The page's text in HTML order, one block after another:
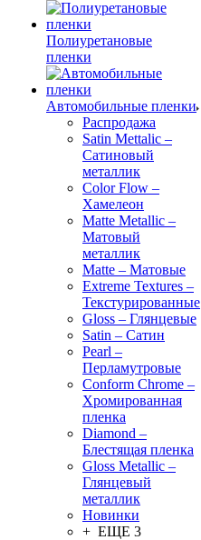
Полиуретановые
пленки
Автомобильные пленки
Распродажа
Satin Mettalic –
Сатиновый
металлик
Color Flow –
Хамелеон
Matte Metallic –
Матовый
металлик
Matte – Матовые
Extreme Textures –
Текстурированные
Gloss – Глянцевые
Satin – Сатин
Pearl –
Перламутровые
Conform Chrome –
Хромированная
пленка
Diamond –
Блестящая пленка
Gloss Metallic –
Глянцевый
металлик
Новинки
+ ЕЩЕ 3